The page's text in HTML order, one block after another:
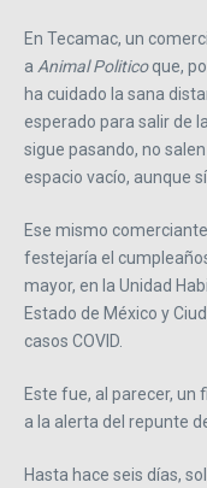
En Tecamac, un
a Animal Politicoque,
ha cuidado la sana
esperado para salir de
sigue pasando, no
espacio vacío, aunque
Ese mismo
festejaría el
mayor, en la Unidad
Estado de México y
casos COVID.
Este fue, al parecer, un
a la alerta del repunte
Hasta hace seis días,